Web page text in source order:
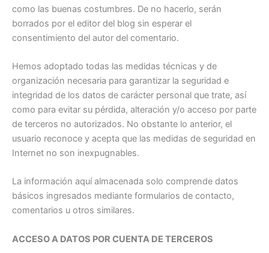
como las buenas costumbres. De no hacerlo, serán
borrados por el editor del blog sin esperar el
consentimiento del autor del comentario.
Hemos adoptado todas las medidas técnicas y de
organización necesaria para garantizar la seguridad e
integridad de los datos de carácter personal que trate, así
como para evitar su pérdida, alteración y/o acceso por parte
de terceros no autorizados. No obstante lo anterior, el
usuario reconoce y acepta que las medidas de seguridad en
Internet no son inexpugnables.
La información aquí almacenada solo comprende datos
básicos ingresados mediante formularios de contacto,
comentarios u otros similares.
ACCESO A DATOS POR CUENTA DE TERCEROS